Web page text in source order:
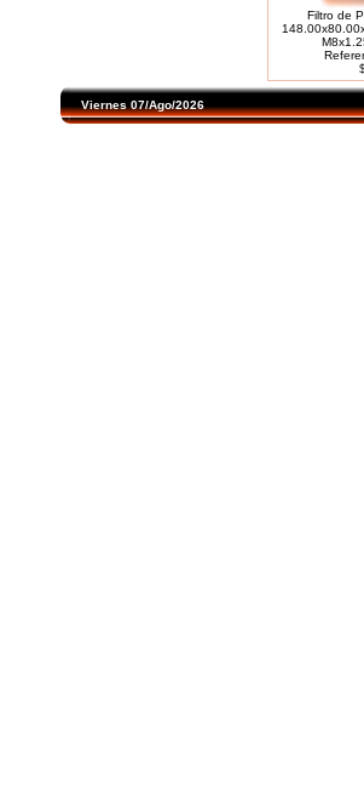
Filtro de
Viernes 07/Ago/2026